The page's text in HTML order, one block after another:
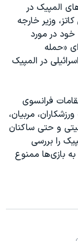
المپیک در
وزیر خارجه
خود در مورد
«حمله
در المپیک
فرانسوی
مربیان،
و حتی ساکنان
را بررسی
از این تعداد، ورود ۴۳۶۰ تن به بازی‌ها ممنوع